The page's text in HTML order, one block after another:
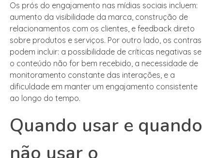
Os prós do engajamento nas mídias sociais incluem:
aumento da visibilidade da marca, construção de
relacionamentos com os clientes, e feedback direto
sobre produtos e serviços. Por outro lado, os contras
podem incluir: a possibilidade de críticas negativas se
o conteúdo não for bem recebido, a necessidade de
monitoramento constante das interações, e a
dificuldade em manter um engajamento consistente
ao longo do tempo.
Quando usar e quando
não usar o